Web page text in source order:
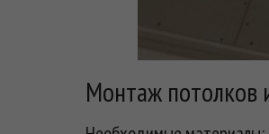
Монтаж потолков